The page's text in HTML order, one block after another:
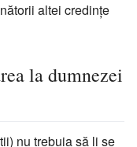
altei credinţe
la dumnezei
nu trebuia să li se